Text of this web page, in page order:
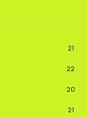
21
22
20
21